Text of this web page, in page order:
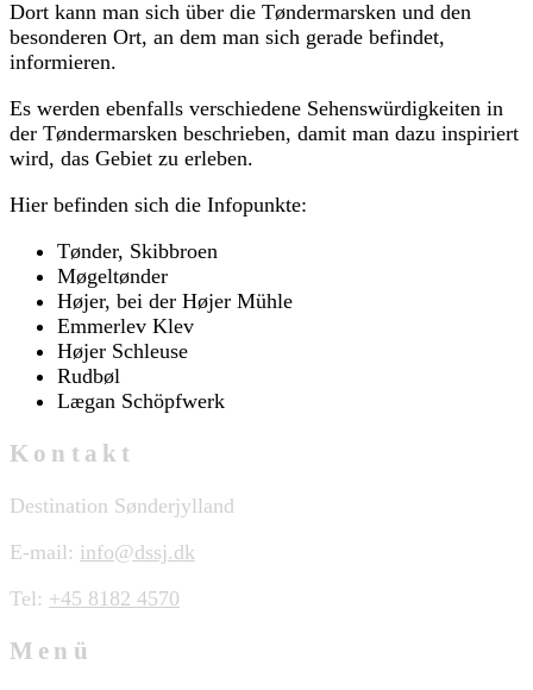
Dort kann man sich über die Tøndermarsken und den
besonderen Ort, an dem man sich gerade befindet,
informieren.
Es werden ebenfalls verschiedene Sehenswürdigkeiten in
der Tøndermarsken beschrieben, damit man dazu inspiriert
wird, das Gebiet zu erleben.
Hier befinden sich die Infopunkte:
Tønder, Skibbroen
Møgeltønder
Højer, bei der Højer Mühle
Emmerlev Klev
Højer Schleuse
Rudbøl
Lægan Schöpfwerk
Kontakt
Destination Sønderjylland
E-mail: info@dssj.dk
Tel: +45 8182 4570
Menü